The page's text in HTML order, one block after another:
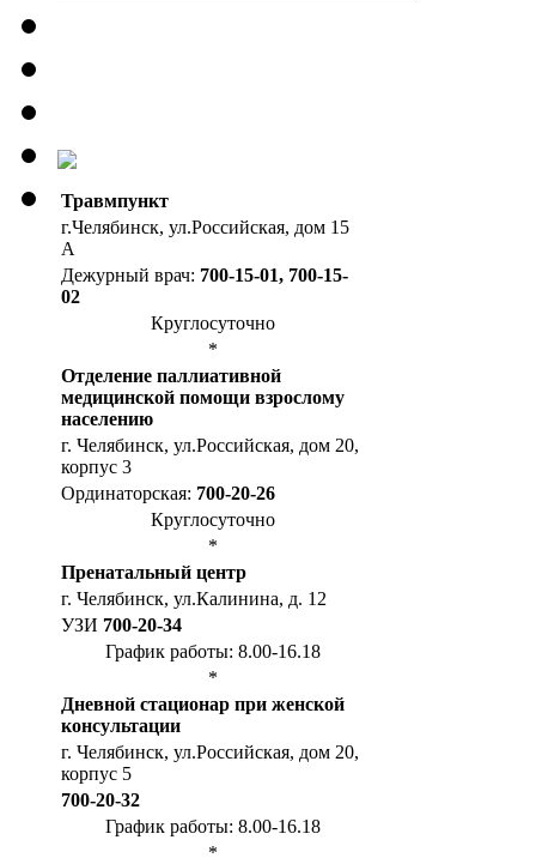
Травмпункт
г.Челябинск, ул.Российская, дом 15
А
Дежурный врач: 700-15-01, 700-15-
02
Круглосуточно
*
Отделение паллиативной
медицинской помощи взрослому
населению
г. Челябинск, ул.Российская, дом 20,
корпус 3
Ординаторская: 700-20-26
Круглосуточно
*
Пренатальный центр
г. Челябинск, ул.Калинина, д. 12
УЗИ 700-20-34
График работы: 8.00-16.18
*
Дневной стационар при женской
консультации
г. Челябинск, ул.Российская, дом 20,
корпус 5
700-20-32
График работы: 8.00-16.18
*